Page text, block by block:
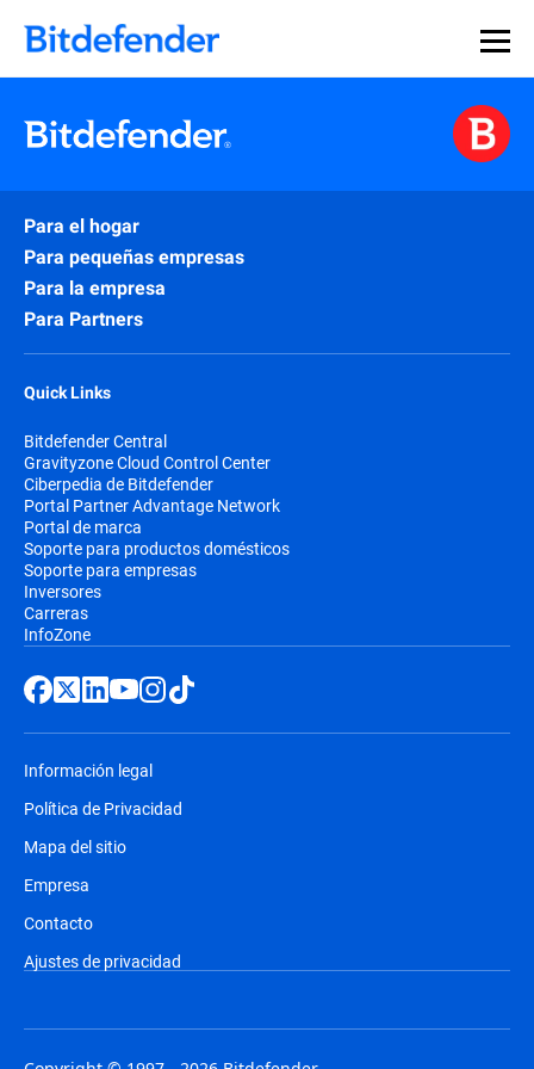
Para el hogar
Para pequeñas empresas
Para la empresa
Para Partners
Quick Links
Bitdefender Central
Gravityzone Cloud Control Center
Ciberpedia de Bitdefender
Portal Partner Advantage Network
Portal de marca
Soporte para productos domésticos
Soporte para empresas
Inversores
Carreras
InfoZone
Información legal
Política de Privacidad
Mapa del sitio
Empresa
Contacto
Ajustes de privacidad